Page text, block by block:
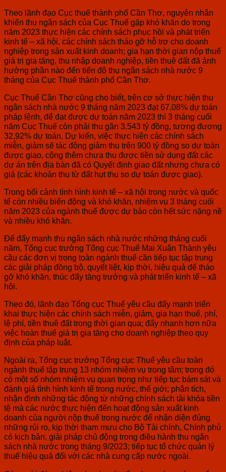
Theo lãnh đạo Cục thuế thành phố Cần Thơ, nguyên nhân
khiến thu ngân sách của Cục Thuế gặp khó khăn do trong
năm 2023 thực hiện các chính sách phục hồi và phát triển
kinh tế – xã hội, các chính sách tháo gỡ hỗ trợ cho doanh
nghiệp trong sản xuất kinh doanh; gia hạn thời gian nộp thuế
giá trị gia tăng, thu nhập doanh nghiệp, tiền thuê đất đã ảnh
hưởng phần nào đến tiến độ thu ngân sách nhà nước 9
tháng của Cục Thuế thành phố Cần Thơ.
Cục Thuế Cần Thơ cũng cho biết, trên cơ sở thực hiện thu
ngân sách nhà nước 9 tháng năm 2023 đạt 67,08% dự toán
pháp lệnh, để đạt được dự toán năm 2023 thì 3 tháng cuối
năm Cục Thuế còn phải thu gần 3.543 tỷ đồng, tương đương
32,92% dự toán. Dự kiến, việc thực hiện các chính sách
miễn, giảm sẽ tác động giảm thu trên 900 tỷ đồng so dự toán
được giao, cộng thêm chưa thu được tiền sử dụng đất các
dự án trên địa bàn đã có Quyết định giao đất nhưng chưa có
giá (các khoản thu từ đất hụt thu so dự toán được giao).
Trong bối cảnh tình hình kinh tế – xã hội trong nước và quốc
tế còn nhiều biến động và khó khăn, nhiệm vụ 3 tháng cuối
năm 2023 của ngành thuế được dự báo còn hết sức nặng nề
và nhiều khó khăn.
Để đẩy mạnh thu ngân sách nhà nước những tháng cuối
năm, Tổng cục trưởng Tổng cục Thuế Mai Xuân Thành yêu
cầu các đơn vị trong toàn ngành thuế cần tiếp tục tập trung
các giải pháp đồng bộ, quyết liệt, kịp thời, hiệu quả để tháo
gỡ khó khăn, thúc đẩy tăng trưởng và phát triển kinh tế – xã
hội.
Theo đó, lãnh đạo Tổng cục Thuế yêu cầu đẩy mạnh triển
khai thực hiện các chính sách miễn, giảm, gia hạn thuế, phí,
lệ phí, tiền thuê đất trong thời gian qua; đẩy nhanh hơn nữa
việc hoàn thuế giá trị gia tăng cho doanh nghiệp theo quy
định của pháp luật.
Ngoài ra, Tổng cục trưởng Tổng cục Thuế yêu cầu toàn
ngành thuế tập trung 13 nhóm nhiệm vụ trọng tâm; trong đó
có một số nhóm nhiệm vụ quan trọng như tiếp tục bám sát và
đánh giá tình hình kinh tế trong nước, thế giới; phân tích,
nhận định những tác động từ những chính sách tài khóa tiền
tệ mà các nước thực hiện đến hoạt động sản xuất kinh
doanh của người nộp thuế trong nước để nhận diện đúng
những rủi ro, kịp thời tham mưu cho Bộ Tài chính, Chính phủ
có kịch bản, giải pháp chủ động trong điều hành thu ngân
sách nhà nước trong tháng 9/2023; tiếp tục tổ chức quản lý
thuế hiệu quả đối với các nhà cung cấp nước ngoài.